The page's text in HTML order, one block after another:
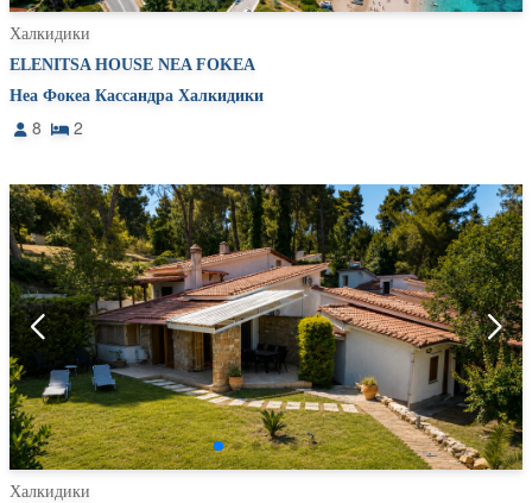
Халкидики
ELENITSA HOUSE NEA FOKEA
Неа Фокеа Кассандра Халкидики
8 2
Халкидики